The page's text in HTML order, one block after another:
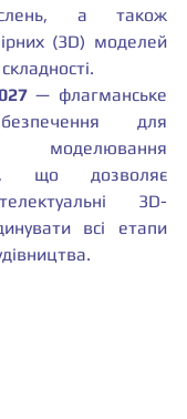
а також
(3D) моделей
— флагманське
для
моделювання
що дозволяє
3D-
всі етапи